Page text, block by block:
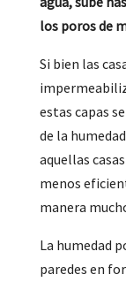
los poros de
Si bien las
estas capas
de la
aquellas
menos
manera
La humedad
paredes en